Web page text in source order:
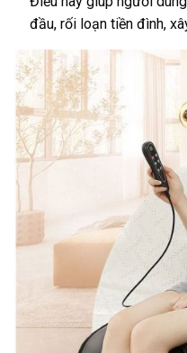
đầu, rối loạn tiền đình,